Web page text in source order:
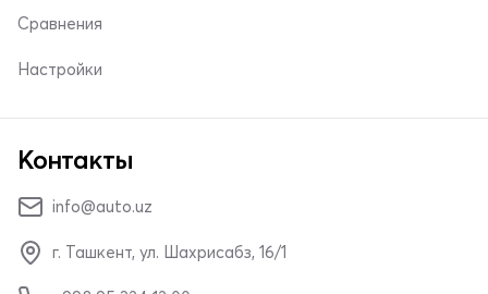
Сравнения
Настройки
Контакты
info@auto.uz
г. Ташкент, ул. Шахрисабз, 16/1